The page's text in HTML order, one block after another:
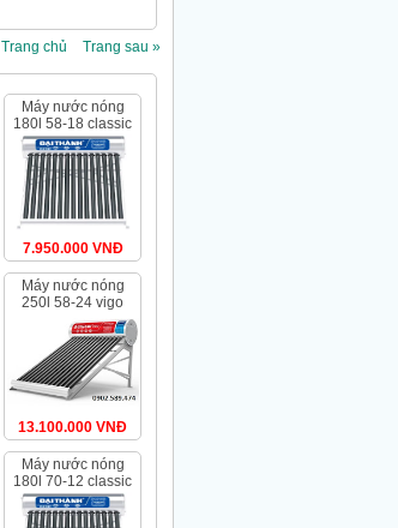
Trang chủ Trang sau »
máy nước nóng
180l 58-18 classic
7.950.000 VNĐ
máy nước nóng
250l 58-24 vigo
13.100.000 VNĐ
máy nước nóng
180l 70-12 classic